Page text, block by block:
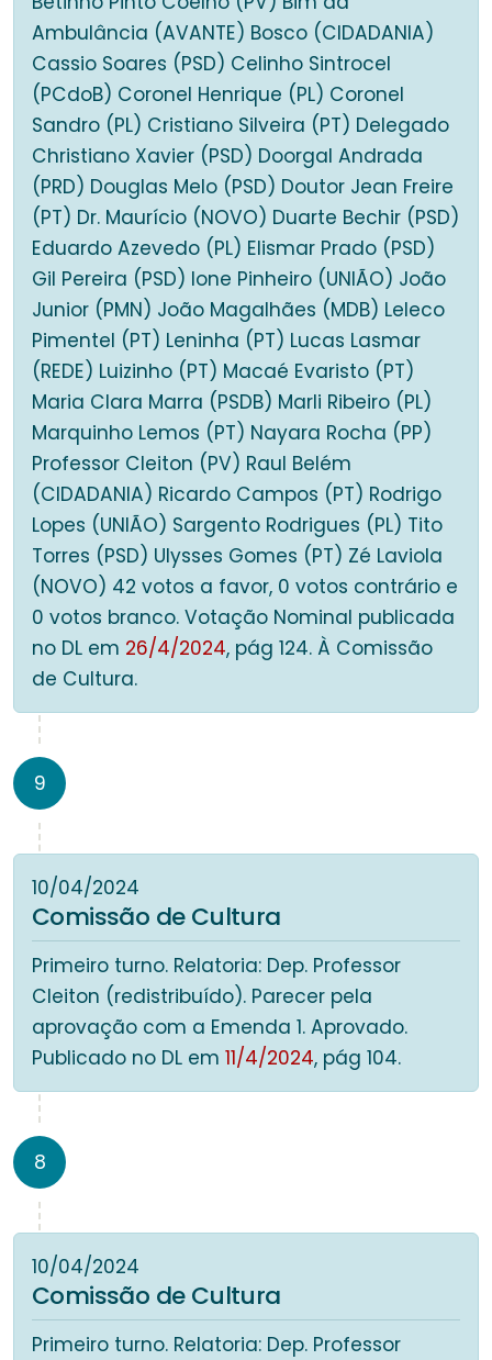
Ambulância (AVANTE) Bosco (CIDADANIA)
Cassio Soares (PSD) Celinho Sintrocel
(PCdoB) Coronel Henrique (PL) Coronel
Sandro (PL) Cristiano Silveira (PT) Delegado
Christiano Xavier (PSD) Doorgal Andrada
(PRD) Douglas Melo (PSD) Doutor Jean Freire
(PT) Dr. Maurício (NOVO) Duarte Bechir (PSD)
Eduardo Azevedo (PL) Elismar Prado (PSD)
Gil Pereira (PSD) Ione Pinheiro (UNIÃO) João
Junior (PMN) João Magalhães (MDB) Leleco
Pimentel (PT) Leninha (PT) Lucas Lasmar
(REDE) Luizinho (PT) Macaé Evaristo (PT)
Maria Clara Marra (PSDB) Marli Ribeiro (PL)
Marquinho Lemos (PT) Nayara Rocha (PP)
Professor Cleiton (PV) Raul Belém
(CIDADANIA) Ricardo Campos (PT) Rodrigo
Lopes (UNIÃO) Sargento Rodrigues (PL) Tito
Torres (PSD) Ulysses Gomes (PT) Zé Laviola
(NOVO) 42 votos a favor, 0 votos contrário e
0 votos branco. Votação Nominal publicada
no DL em 26/4/2024, pág 124. À Comissão
de Cultura.
9
10/04/2024
Comissão de Cultura
Primeiro turno. Relatoria: Dep. Professor
Cleiton (redistribuído). Parecer pela
aprovação com a Emenda 1. Aprovado.
Publicado no DL em 11/4/2024, pág 104.
8
10/04/2024
Comissão de Cultura
Primeiro turno. Relatoria: Dep. Professor